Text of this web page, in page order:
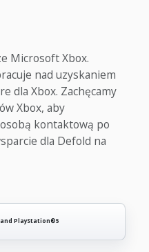
Microsoft Xbox.
nad uzyskaniem
dla Xbox. Zachęcamy
Xbox, aby
kontaktową po
dla Defold na
PlayStation®5